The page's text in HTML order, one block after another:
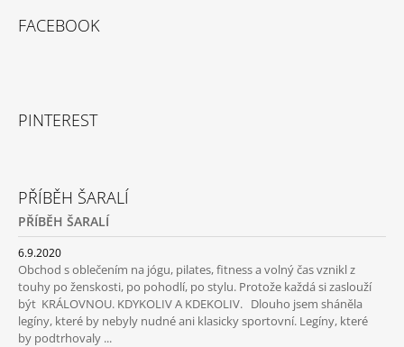
FACEBOOK
PINTEREST
PŘÍBĚH ŠARALÍ
PŘÍBĚH ŠARALÍ
6.9.2020
Obchod s oblečením na jógu, pilates, fitness a volný čas vznikl z
touhy po ženskosti, po pohodlí, po stylu. Protože každá si zaslouží
být KRÁLOVNOU. KDYKOLIV A KDEKOLIV. Dlouho jsem sháněla
legíny, které by nebyly nudné ani klasicky sportovní. Legíny, které
by podtrhovaly ...